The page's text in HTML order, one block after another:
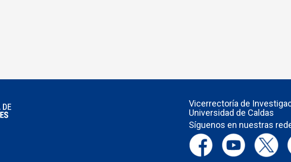
Vicerrectoría de
Universidad de Caldas
Síguenos en nuestras